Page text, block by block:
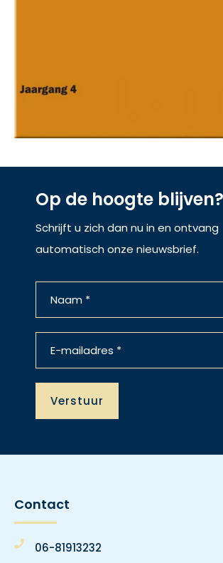
Op de hoogte blijven?
Schrijft u zich dan nu in en ontvang
automatisch onze nieuwsbrief.
Contact
06-81913232